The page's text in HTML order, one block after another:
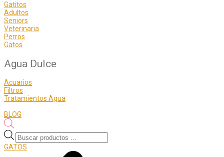
Gatitos
Adultos
Seniors
Veterinaria
Perros
Gatos
Agua Dulce
Acuarios
Filtros
Tratamientos Agua
BLOG
Búsqueda
de
productos
GATOS